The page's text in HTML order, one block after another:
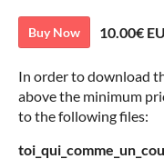
Buy Now 10.00€
In order to download
above the minimum
to the following files: